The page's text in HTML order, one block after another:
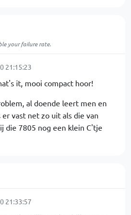
your failure rate.
21:15:23
it, mooi compact hoor!
al doende leert men en
vast net zo uit als die van
die 7805 nog een klein C'tje
21:33:57